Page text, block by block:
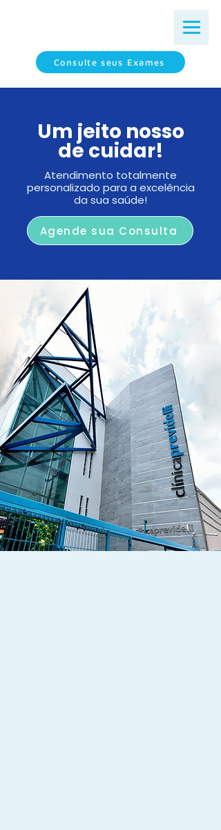
Consulte seus Exames
Um jeito nosso
de cuidar!
Atendimento totalmente
personalizado para a excelência
da sua saúde!
Agende sua Consulta